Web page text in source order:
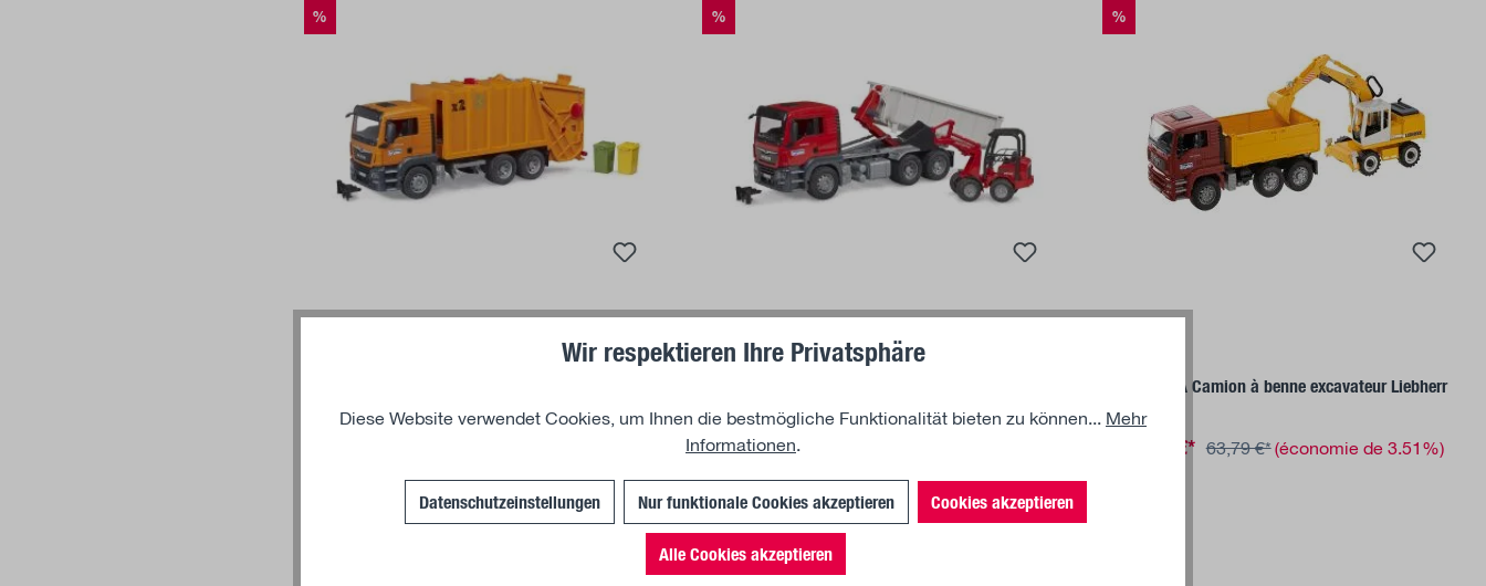
% %
BRUDER
2630
76,19 €*
%
MAN TGA Camion à benne excavateur Liebherr
61,55 €* 63,79 €*(économie de 3.51%)
Wir respektieren Ihre Privatsphäre
Diese Website verwendet Cookies, um Ihnen die bestmögliche Funktionalität bieten zu können... Mehr
Informationen.
Datenschutzeinstellungen Nur funktionale Cookies akzeptieren Cookies akzeptieren
Alle Cookies akzeptieren